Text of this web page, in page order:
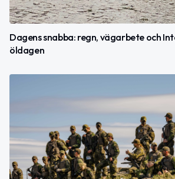
Dagens snabba: regn, vägarbete och
öldagen